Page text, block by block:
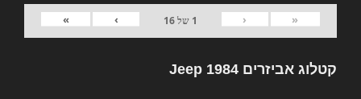
«
‹
1 של16
›
»
קטלוג אביזרים Jeep 1984